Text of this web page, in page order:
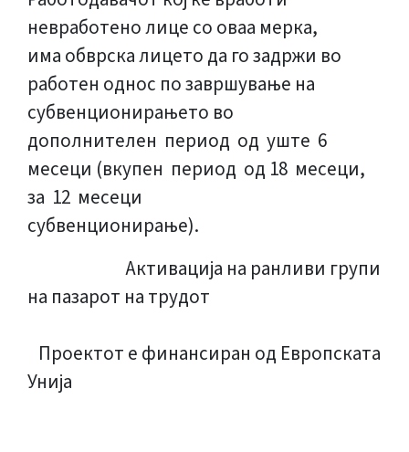
невработено лице со оваа мерка,
има обврска лицето да го задржи во
работен однос по завршување на
субвенционирањето во
дополнителен период од уште 6
месеци (вкупен период од 18 месеци,
за 12 месеци
субвенционирање).
Активација на ранливи групи
на пазарот на трудот
Проектот е финансиран од Европската
Унија